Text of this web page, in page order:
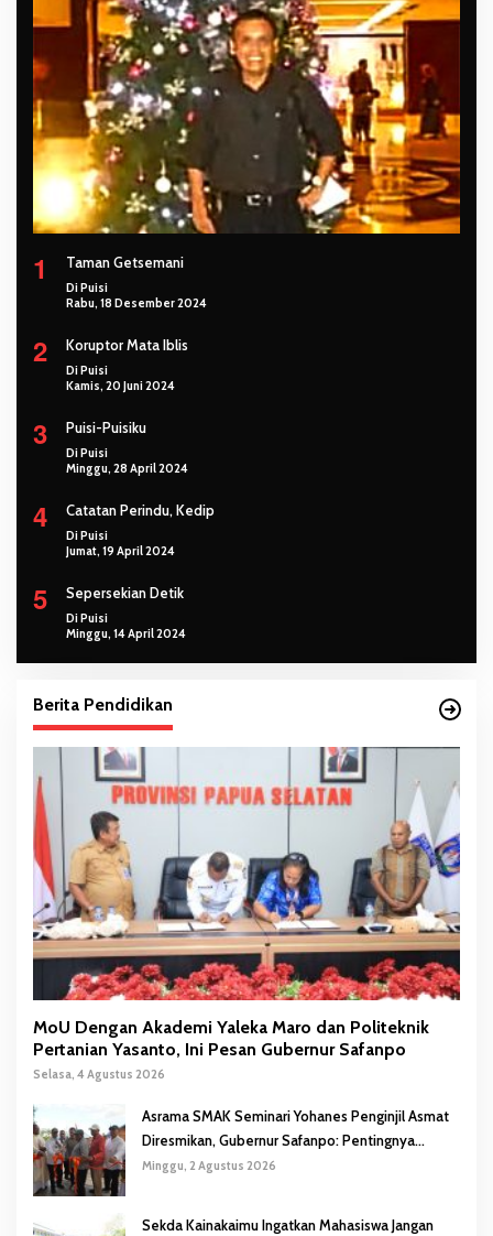
1 Taman Getsemani
Di Puisi
Rabu, 18 Desember 2024
2 Koruptor Mata Iblis
Di Puisi
Kamis, 20 Juni 2024
3 Puisi-Puisiku
Di Puisi
Minggu, 28 April 2024
4 Catatan Perindu, Kedip
Di Puisi
Jumat, 19 April 2024
5 Sepersekian Detik
Di Puisi
Minggu, 14 April 2024
Berita Pendidikan
MoU Dengan Akademi Yaleka Maro dan Politeknik
Pertanian Yasanto, Ini Pesan Gubernur Safanpo
Selasa, 4 Agustus 2026
Asrama SMAK Seminari Yohanes Penginjil Asmat
Diresmikan, Gubernur Safanpo: Pentingnya
Pendidikan Karakter
Minggu, 2 Agustus 2026
Sekda Kainakaimu Ingatkan Mahasiswa Jangan